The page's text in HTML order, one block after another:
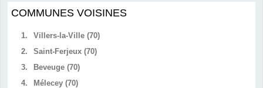
COMMUNES VOISINES
1.
Villers-la-Ville (70)
2.
Saint-Ferjeux (70)
3.
Beveuge (70)
4.
Mélecey (70)